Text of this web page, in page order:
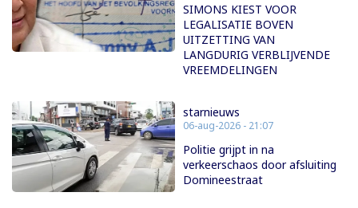
SIMONS KIEST VOOR
LEGALISATIE BOVEN
UITZETTING VAN
LANGDURIG VERBLIJVENDE
VREEMDELINGEN
starnieuws
06-aug-2026 - 21:07
Politie grijpt in na
verkeerschaos door afsluiting
Domineestraat